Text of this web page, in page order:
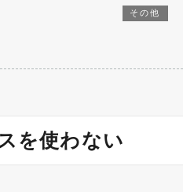
その他
を使わない